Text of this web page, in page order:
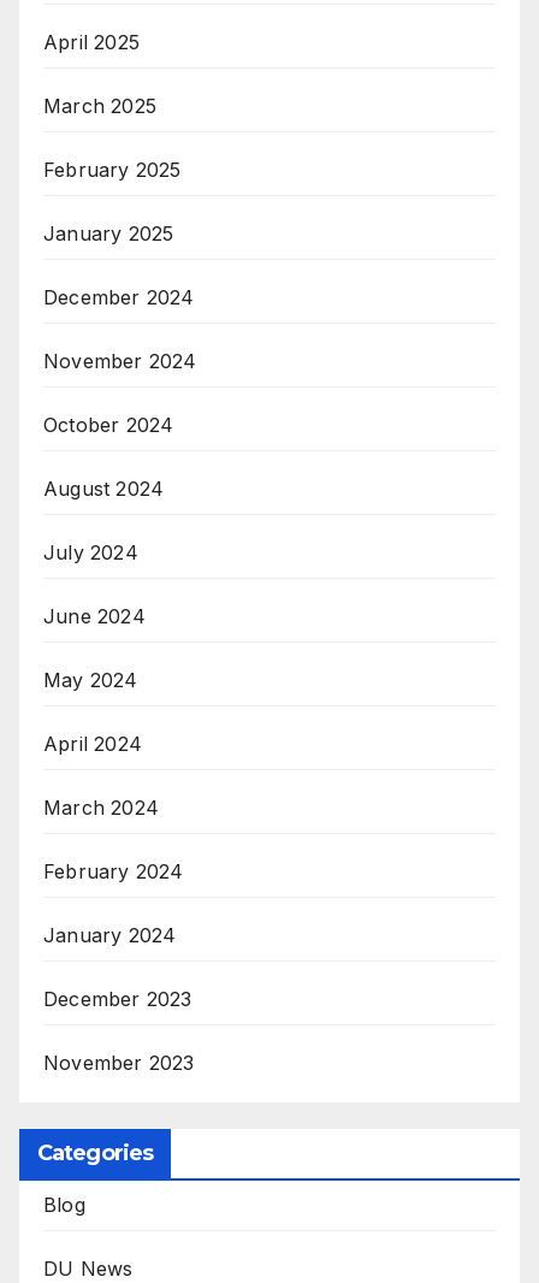
April 2025
March 2025
February 2025
January 2025
December 2024
November 2024
October 2024
August 2024
July 2024
June 2024
May 2024
April 2024
March 2024
February 2024
January 2024
December 2023
November 2023
Categories
Blog
DU News